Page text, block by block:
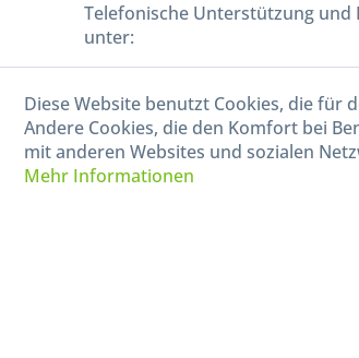
Telefonische Unterstützung und
unter:
040-880 99 770
Mo-Fr, 09:00 - 15:00 Uhr
Diese Website benutzt Cookies, die für
Andere Cookies, die den Komfort bei
mit anderen Websites und sozialen
Mehr Informationen